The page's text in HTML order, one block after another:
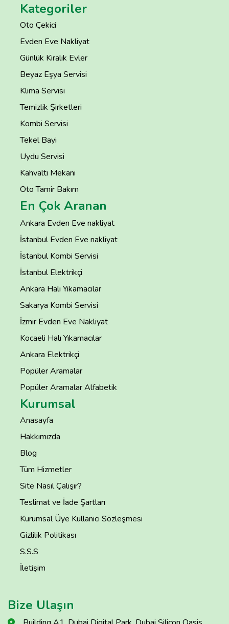
Kategoriler
Oto Çekici
Evden Eve Nakliyat
Günlük Kiralık Evler
Beyaz Eşya Servisi
Klima Servisi
Temizlik Şirketleri
Kombi Servisi
Tekel Bayi
Uydu Servisi
Kahvaltı Mekanı
Oto Tamir Bakım
En Çok Aranan
Ankara Evden Eve nakliyat
İstanbul Evden Eve nakliyat
İstanbul Kombi Servisi
İstanbul Elektrikçi
Ankara Halı Yıkamacılar
Sakarya Kombi Servisi
İzmir Evden Eve Nakliyat
Kocaeli Halı Yıkamacılar
Ankara Elektrikçi
Popüler Aramalar
Popüler Aramalar Alfabetik
Kurumsal
Anasayfa
Hakkımızda
Blog
Tüm Hizmetler
Site Nasıl Çalışır?
Teslimat ve İade Şartları
Kurumsal Üye Kullanıcı Sözleşmesi
Gizlilik Politikası
S.S.S
İletişim
Bize Ulaşın